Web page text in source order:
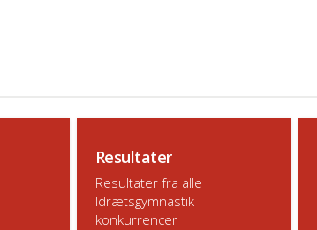
Resultater
Resultater fra alle
Idrætsgymnastik
konkurrencer